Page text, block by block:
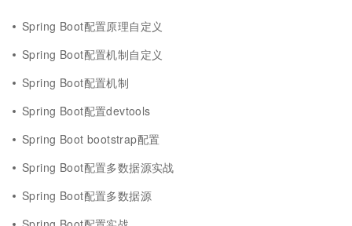
Spring Boot配置原理自定义
Spring Boot配置机制自定义
Spring Boot配置机制
Spring Boot配置devtools
Spring Boot bootstrap配置
Spring Boot配置多数据源实战
Spring Boot配置多数据源